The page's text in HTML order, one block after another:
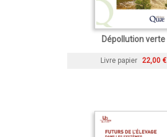
Dépollution verte
Livre papier 22,00 €